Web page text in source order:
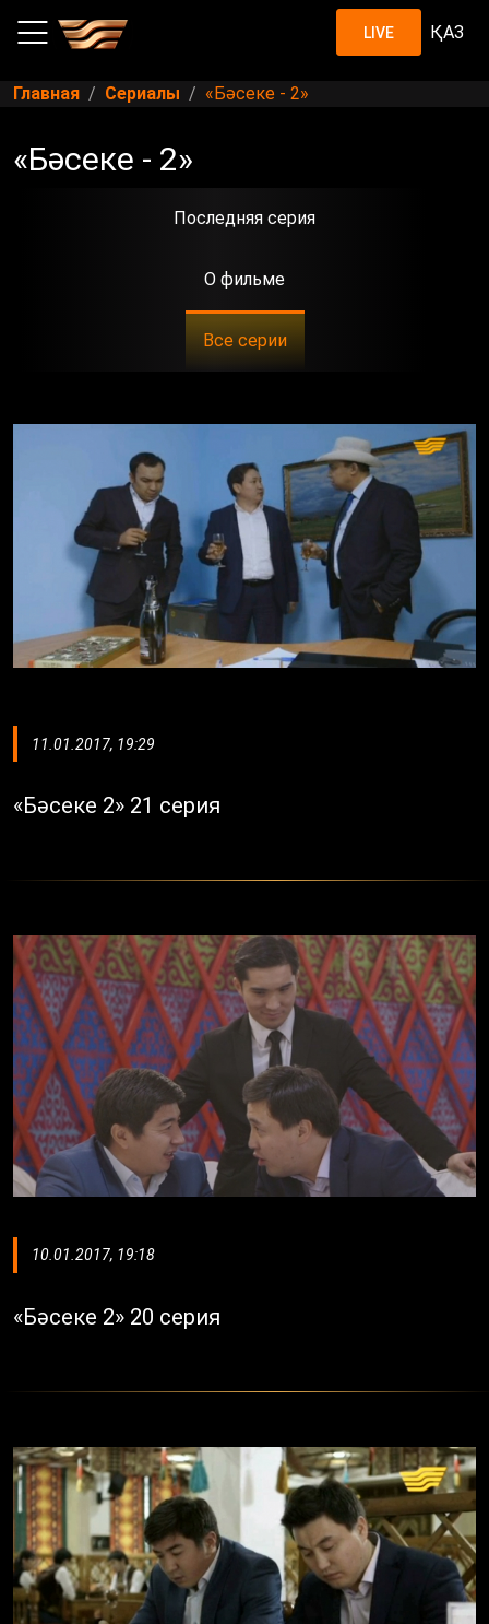
LIVE ҚАЗ
Главная Сериалы «Бәсеке - 2»
«Бәсеке - 2»
Последняя серия
О фильме
Все серии
11.01.2017, 19:29
«Бәсеке 2» 21 серия
10.01.2017, 19:18
«Бәсеке 2» 20 серия